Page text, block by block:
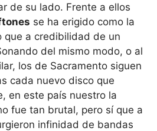
de su lado. Frente a ellos
se ha erigido como la
que a credibilidad de un
del mismo modo, o al
los de Sacramento siguen
cada nuevo disco que
en este país nuestro la
fue tan brutal, pero sí que a
infinidad de bandas